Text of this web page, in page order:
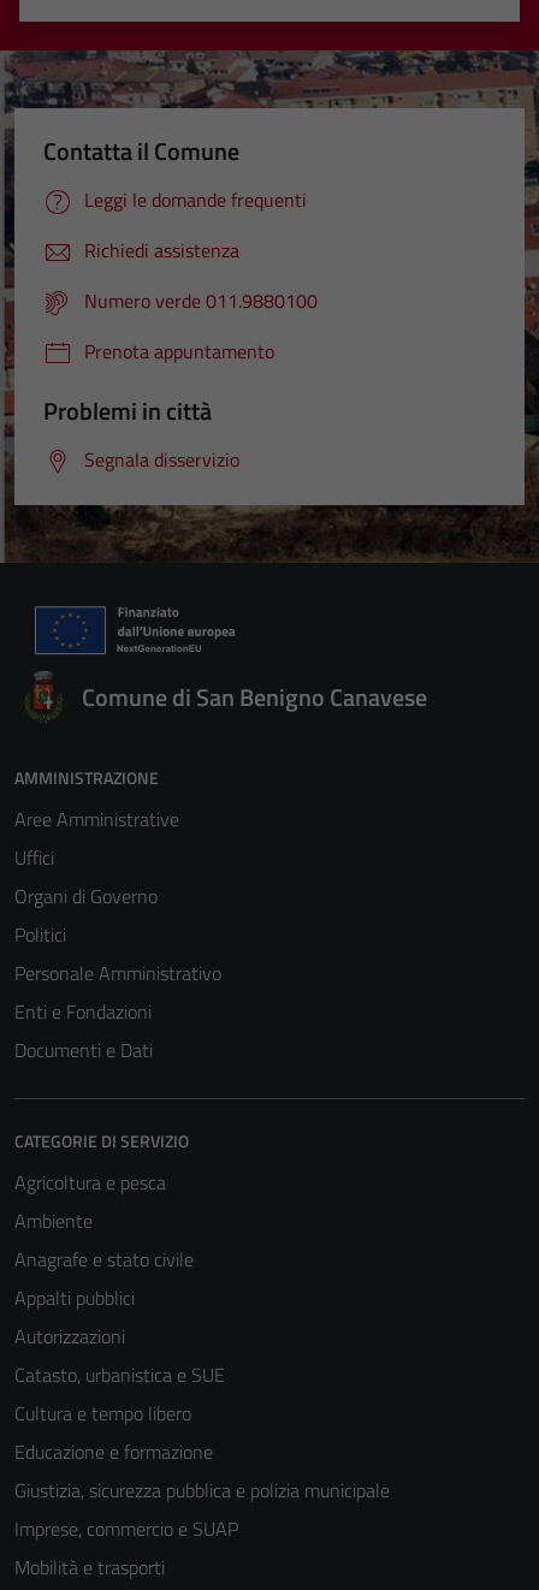
Valuta 5 stelle su 5
Valuta 4 stelle su 5
Valuta 3 stelle su 5
Valuta 2 stelle su 5
Valuta 1 stelle su 5
Contatta il Comune
Leggi le domande frequenti
Richiedi assistenza
Numero verde 011.9880100
Prenota appuntamento
Problemi in città
Segnala disservizio
Comune di San Benigno Canavese
AMMINISTRAZIONE
Aree Amministrative
Uffici
Organi di Governo
Politici
Personale Amministrativo
Enti e Fondazioni
Documenti e Dati
CATEGORIE DI SERVIZIO
Agricoltura e pesca
Ambiente
Anagrafe e stato civile
Appalti pubblici
Autorizzazioni
Catasto, urbanistica e SUE
Cultura e tempo libero
Educazione e formazione
Giustizia, sicurezza pubblica e polizia municipale
Imprese, commercio e SUAP
Mobilità e trasporti